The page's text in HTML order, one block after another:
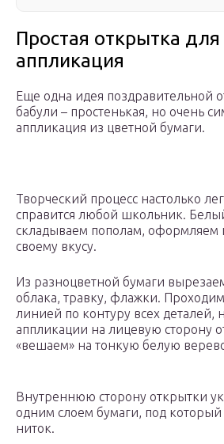
Простая открытка
аппликация
Еще одна идея поздравительной
бабули – простенькая, но очень
аппликация из цветной бумаги.
Творческий процесс настолько
справится любой школьник.
складываем пополам,
своему вкусу.
Из разноцветной бумаги
облака, травку, флажки.
линией по контуру всех деталей,
аппликации на лицевую сторону
«вешаем» на тонкую белую
Внутреннюю сторону открытки
одним слоем бумаги, под
ниток.